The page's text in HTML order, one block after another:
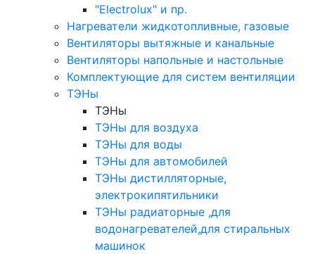
"Electrolux" и пр.
Нагреватели жидкотопливные, газовые
Вентиляторы вытяжные и канальные
Вентиляторы напольные и настольные
Комплектующие для систем вентиляции
ТЭНы
ТЭНы
ТЭНы для воздуха
ТЭНы для воды
ТЭНы для автомобилей
ТЭНы дистилляторные,
электрокипятильники
ТЭНы радиаторные ,для
водонагревателей,для стиральных
машинок